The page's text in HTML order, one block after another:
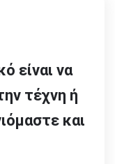
είναι να
τέχνη ή
και